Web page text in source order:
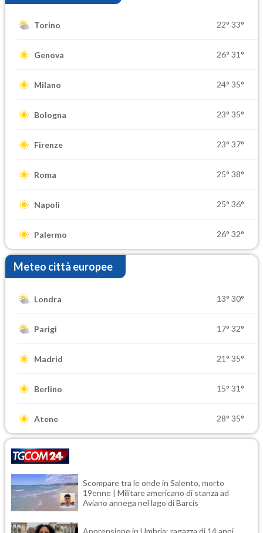
Torino 22° 33°
Genova 26° 31°
Milano 24° 35°
Bologna 23° 35°
Firenze 23° 37°
Roma 25° 38°
Napoli 25° 36°
Palermo 26° 32°
Meteo città europee
Londra 13° 30°
Parigi 17° 32°
Madrid 21° 35°
Berlino 15° 31°
Atene 28° 35°
Scompare tra le onde in Salento, morto
19enne | Militare americano di stanza ad
Aviano annega nel lago di Barcis
Apprensione in Umbria: ragazza di 14 anni